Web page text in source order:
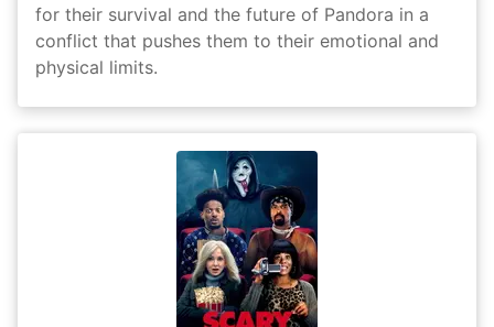
for their survival and the future of Pandora in a
conflict that pushes them to their emotional and
physical limits.